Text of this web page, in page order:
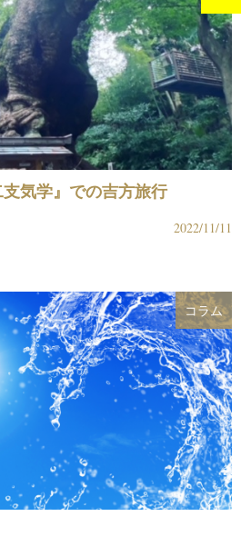
気学』での吉方旅行
2022/11/11
コラム